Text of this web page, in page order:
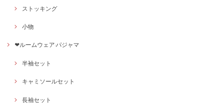
ストッキング
小物
❤ルームウェア·パジャマ
半袖セット
キャミソールセット
長袖セット